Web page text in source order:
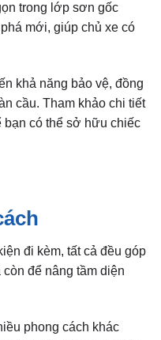
trong lớp sơn gốc
mới, giúp chủ xe có
khả năng bảo vệ, đồng
cầu. Tham khảo chi tiết
bạn có thể sở hữu chiếc
đi kèm, tất cả đều góp
để nâng tầm diện
phong cách khác